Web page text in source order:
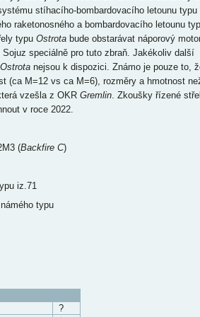
stíhacího-bombardovacího letounu typu
raketonosného a bombardovacího letounu
typu Ostrotabude obstarávat náporový
speciálně pro tuto zbraň. Jakékoliv další
Ostrotanejsou k dispozici. Známo je pouze to,
(ca M=12 vs ca M=6), rozměry a hmotnost
vzešla z OKR Gremlin. Zkoušky řízené
v roce 2022.
(Backfire C)
iz.71
typu
?